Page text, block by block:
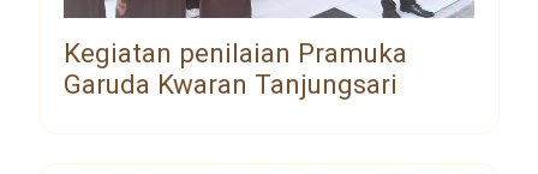
Kegiatan penilaian Pramuka
Garuda Kwaran Tanjungsari